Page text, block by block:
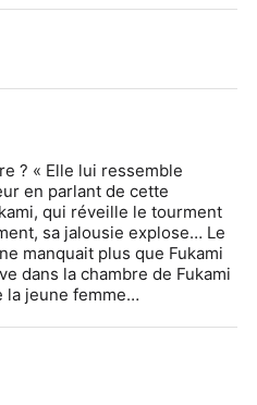
? « Elle lui ressemble
en parlant de cette
qui réveille le tourment
sa jalousie explose… Le
manquait plus que Fukami
dans la chambre de Fukami
la jeune femme…